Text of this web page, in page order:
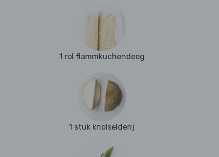
1 rol flammkuchendeeg
1 stuk knolselderij